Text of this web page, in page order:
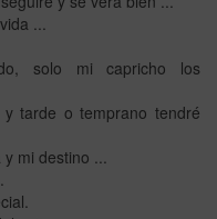
...
solo mi capricho los
tarde o temprano tendré
mi destino ...